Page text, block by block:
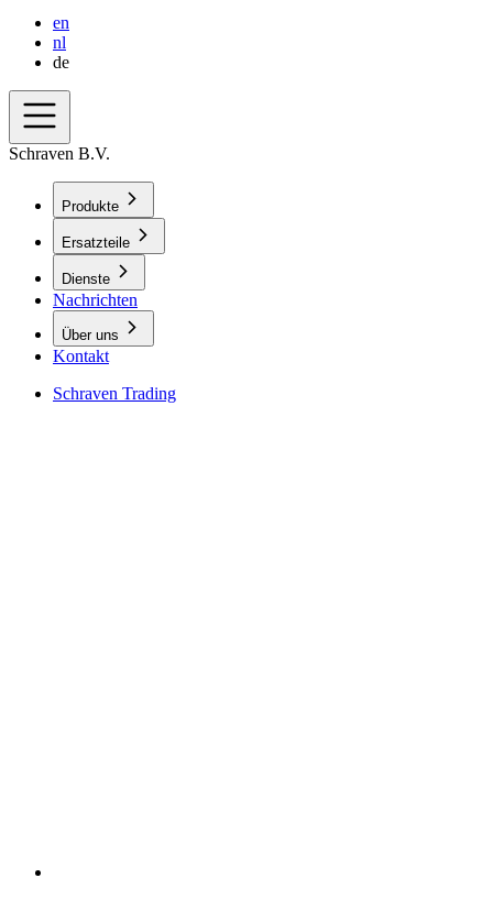
en
nl
de
Schraven B.V.
Produkte
Ersatzteile
Dienste
Nachrichten
Über uns
Kontakt
Schraven Trading